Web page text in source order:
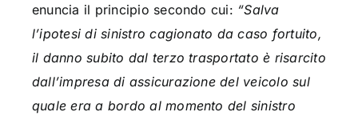
enuncia il principio secondo cui: “Salva
l’ipotesi di sinistro cagionato da caso fortuito,
il danno subito dal terzo trasportato è risarcito
dall’impresa di assicurazione del veicolo sul
quale era a bordo al momento del sinistro